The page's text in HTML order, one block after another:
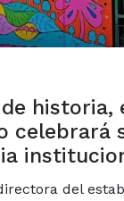
historia,
celebrará
del